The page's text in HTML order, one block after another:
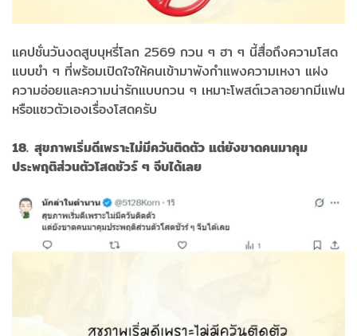
แคปชั่นวันงดสูบบุหรี่โลก 2569 กวน ๆ ฮา ๆ นี้สื่อถึงความโสด
แบบขำ ๆ ที่พร้อมเปิดใจให้คนเข้ามาพังกำแพงความเหงา แฝง
ความอ่อยและความน่ารักแบบกวน ๆ เหมาะโพสต์เวลาอยากมีแฟน
หรือแซวตัวเองเรื่องโสดครับ
18. สุขภาพเริ่มดีเพราะไม่มีควันติดตัว แต่ยังขาดคนมาคุม
ประพฤติส่วนตัวโสดชัวร์ ๆ จีบได้เลย